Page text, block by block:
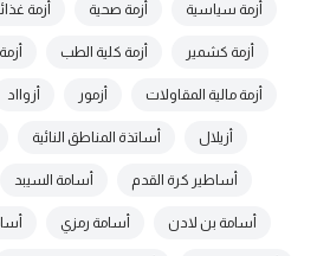
أزمة سياسية أزمة صحية أزمة
أزمة كشمير أزمة كلية الطب
أزمة مالية المقاولات أزمور أزوااد
أزيلال أساتذة المناطق النائية
أساطير كرة القدم أسامة السيبد
أسامة بن لادن أسامة رمزي